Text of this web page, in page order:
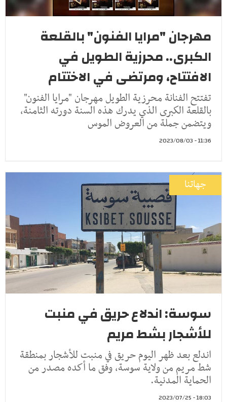
مهرجان "مرايا الفنون" بالقلعة
الكبرى‎.. محرزية الطويل في
الافتتاح، ومرتضى في الاختتام
تفتتح الفنانة محرزية الطويل مهرجان "مرايا الفنون"
بالقلعة الكبرى الذي يدرك هذه السنة دورته الثامنة،
ويتضمن جملة من العروض الموس
11:36 - 2023/08/03
جهاتنا
سوسة: اندلاع حريق في منبت
للأشجار بشط مريم
اندلع بعد ظهر اليوم حريق في منبت للأشجار بمنطقة
شط مريم من ولاية سوسة، وفق ما أكده مصدر من
الحماية المدنية.
18:03 - 2023/07/25